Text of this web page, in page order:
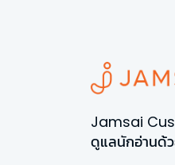
Jamsai
ดูแลนักอ่านด้ว